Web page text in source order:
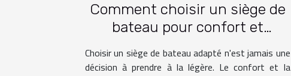
Comment choisir un siège de
bateau pour confort et
fonctionnalité?
Choisir un siège de bateau adapté n'est jamais une
décision à prendre à la légère. Le confort et la